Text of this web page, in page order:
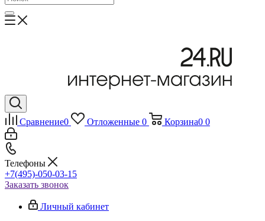
Сравнение0 Отложенные 0 Корзина0 0
Телефоны
+7(495)-050-03-15
Заказать звонок
Личный кабинет